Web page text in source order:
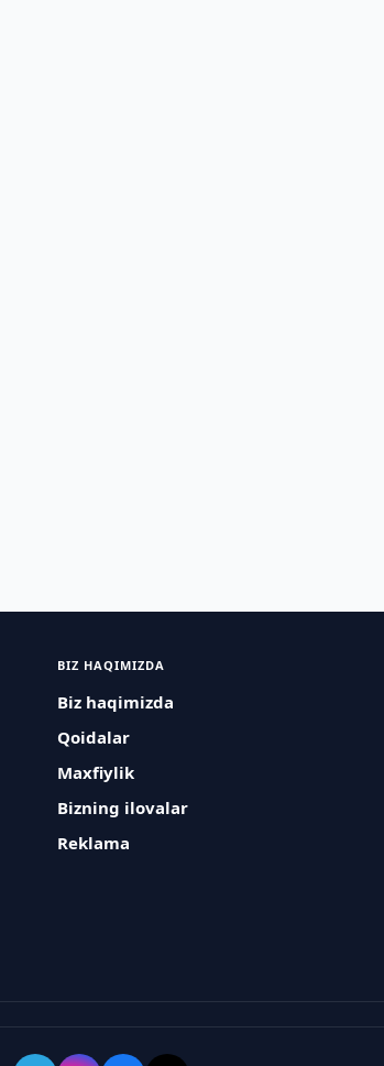
BIZ HAQIMIZDA
Biz haqimizda
Qoidalar
Maxfiylik
Bizning ilovalar
Reklama